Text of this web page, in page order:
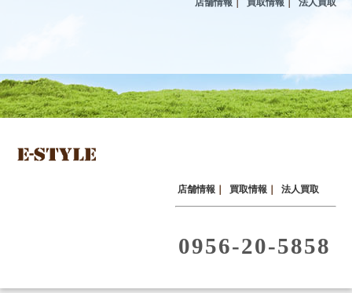
店舗情報 ｜ 買取情報 ｜ 法人買取
0956-20-5858
店舗情報 買取情報 法人買取